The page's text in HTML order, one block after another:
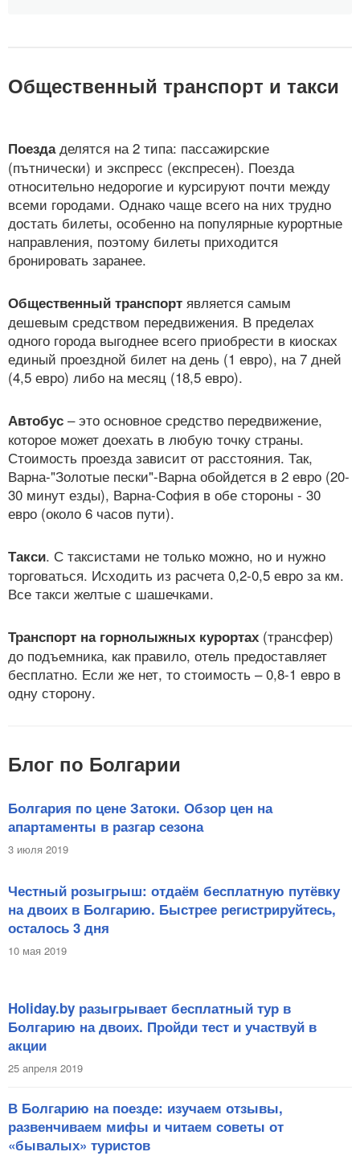
Общественный транспорт и такси
Поездаделятся на 2 типа: пассажирские
(пътнически) и экспресс (експресен). Поезда
относительно недорогие и курсируют почти между
всеми городами. Однако чаще всего на них трудно
достать билеты, особенно на популярные курортные
направления, поэтому билеты приходится
бронировать заранее.
Общественный транспорт является самым
дешевым средством передвижения. В пределах
одного города выгоднее всего приобрести в киосках
единый проездной билет на день (1 евро), на 7 дней
(4,5 евро) либо на месяц (18,5 евро).
Автобус – это основное средство передвижение,
которое может доехать в любую точку страны.
Стоимость проезда зависит от расстояния. Так,
Варна-"Золотые пески"-Варна обойдется в 2 евро (20-
30 минут езды), Варна-София в обе стороны - 30
евро (около 6 часов пути).
Такси. С таксистами не только можно, но и нужно
торговаться. Исходить из расчета 0,2-0,5 евро за км.
Все такси желтые с шашечками.
Транспорт на горнолыжных курортах (трансфер)
до подъемника, как правило, отель предоставляет
бесплатно. Если же нет, то стоимость – 0,8-1 евро в
одну сторону.
Блог по Болгарии
Болгария по цене Затоки. Обзор цен на
апартаменты в разгар сезона
3 июля 2019
Честный розыгрыш: отдаём бесплатную путёвку
на двоих в Болгарию. Быстрее регистрируйтесь,
осталось 3 дня
10 мая 2019
Holiday.by разыгрывает бесплатный тур в
Болгарию на двоих. Пройди тест и участвуй в
акции
25 апреля 2019
В Болгарию на поезде: изучаем отзывы,
развенчиваем мифы и читаем советы от
«бывалых» туристов